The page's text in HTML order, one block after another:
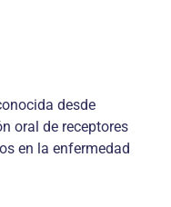
desde
oral de receptores
en la enfermedad